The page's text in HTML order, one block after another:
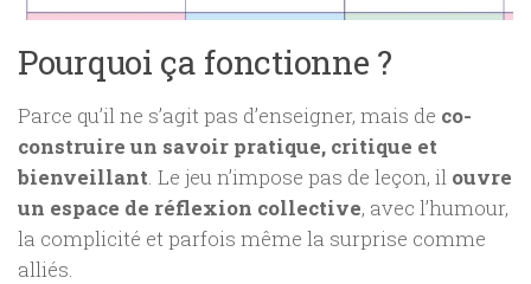
Pourquoi ça fonctionne ?
Parce qu’il ne s’agit pas d’enseigner, mais de co-
construire un savoir pratique, critique et
bienveillant. Le jeu n’impose pas de leçon, il ouvre
un espace de réflexion collective, avec l’humour,
la complicité et parfois même la surprise comme
alliés.